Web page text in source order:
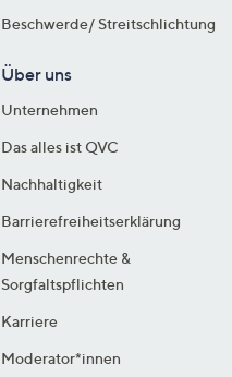
Beschwerde/ Streitschlichtung
Über uns
Unternehmen
Das alles ist QVC
Nachhaltigkeit
Barrierefreiheitserklärung
Menschenrechte &
Sorgfaltspflichten
Karriere
Moderator*innen